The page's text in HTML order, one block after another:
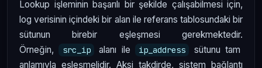
Lookup işleminin başarılı bir şekilde çalışabilmesi için,
log verisinin içindeki bir alan ile referans tablosundaki bir
sütunun birebir eşleşmesi gerekmektedir.
Örneğin,
src_ip alanı ile ip_address
sütunu tam
anlamıyla eşleşmelidir. Aksi takdirde, sistem bağlantı